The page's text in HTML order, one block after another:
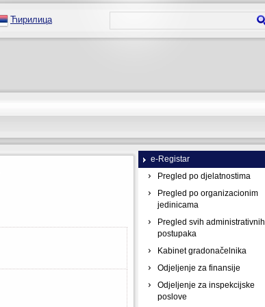
Ћирилица
e-Registar
Pregled po djelatnostima
Pregled po organizacionim
jedinicama
Pregled svih administrativnih
postupaka
Kabinet gradonačelnika
Odjeljenje za finansije
Odjeljenje za inspekcijske
poslove